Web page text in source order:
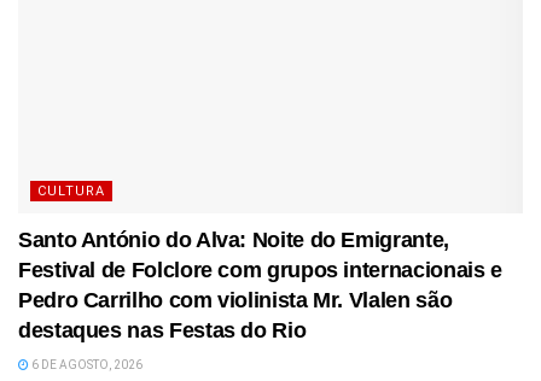
CULTURA
Santo António do Alva: Noite do Emigrante,
Festival de Folclore com grupos internacionais e
Pedro Carrilho com violinista Mr. Vlalen são
destaques nas Festas do Rio
6 DE AGOSTO, 2026